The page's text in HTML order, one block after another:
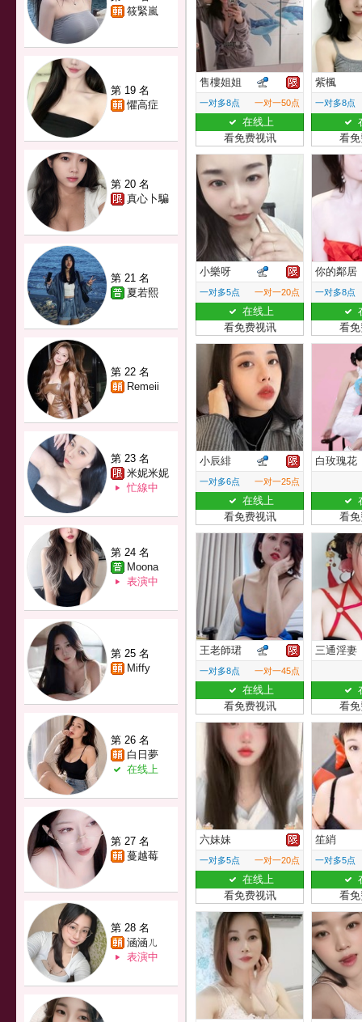
筱緊嵐
第 19 名
懼高症
第 20 名
真心卜騙
第 21 名
夏若熙
第 22 名
Remeii
第 23 名
米妮米妮
忙線中
第 24 名
Moona
表演中
第 25 名
Miffy
第 26 名
白日夢
在线上
第 27 名
蔓越莓
第 28 名
涵涵ㄦ
表演中
售樓姐姐
一对多8点 一对一50点
在线上
看免费视讯
紫楓
一对多8点
看
小樂呀
一对多5点 一对一20点
在线上
看免费视讯
你的鄰居
一对多8点
看
小辰緋
一对多6点 一对一25点
在线上
看免费视讯
白玫瑰花
看
王老師珺
一对多8点 一对一45点
在线上
看免费视讯
三通淫妻
看
六妹妹
一对多5点 一对一20点
在线上
看免费视讯
笙綃
一对多5点
看